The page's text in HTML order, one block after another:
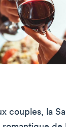
couples, la